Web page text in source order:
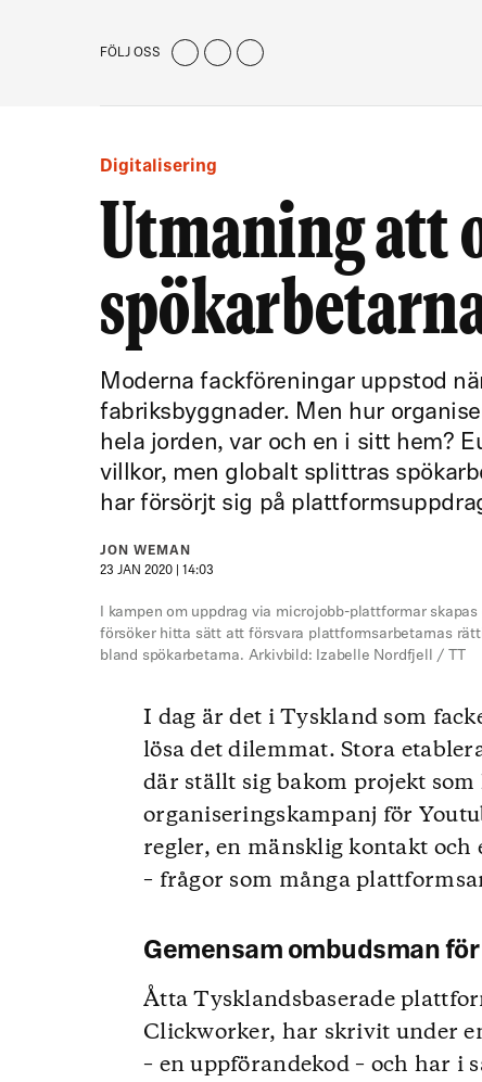
FÖLJ OSS
Digitalisering
Utmaning att
Moderna fackföreningar uppstod
fabriksbyggnader. Men hur
hela jorden, var och en i sitt hem?
villkor, men globalt splittras
har försörjt sig på
JON WEMAN
23 JAN 2020 | 14:03
I kampen om uppdrag via microjobb-plattformar
försöker hitta sätt att försvara plattformsarbetarnas
bland spökarbetarna. Arkivbild: Izabelle Nordfjell / TT
I dag är det i Tyskland som
lösa det dilemmat. Stora
där ställt sig bakom projekt
organiseringskampanj för
regler, en mänsklig kontakt
– frågor som många
Gemensam ombudsman
Åtta Tysklandsbaserade
Clickworker, har skrivit under
– en uppförandekod – och har i